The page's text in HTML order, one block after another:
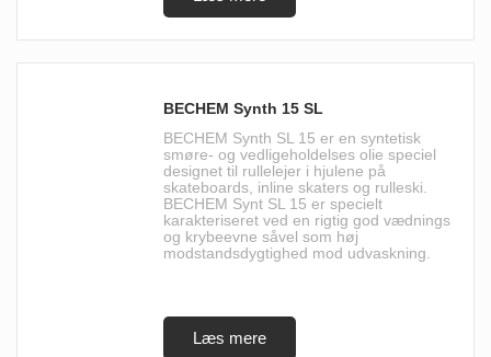
BECHEM Synth 15 SL
BECHEM Synth SL 15 er en syntetisk
smøre- og vedligeholdelses olie speciel
designet til rullelejer i hjulene på
skateboards, inline skaters og rulleski.
BECHEM Synt SL 15 er specielt
karakteriseret ved en rigtig god vædnings
og krybeevne såvel som høj
modstandsdygtighed mod udvaskning.